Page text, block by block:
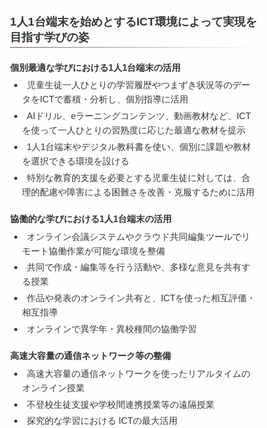
1人1台端末を始めとするICT環境によって実現を
目指す学びの姿
個別最適な学びにおける1人1台端末の活用
児童生徒一人ひとりの学習履歴やつまずき状況等のデー
タをICTで蓄積・分析し、個別指導に活用
AIドリル、eラーニングコンテンツ、動画教材など、ICT
を使って一人ひとりの習熟度に応じた最適な教材を提示
1人1台端末やデジタル教科書を使い、個別に課題や教材
を選択できる環境を設ける
特別な教育的支援を必要とする児童生徒に対しては、合
理的配慮や障害による困難さを改善・克服するために活用
協働的な学びにおける1人1台端末の活用
オンライン会議システムやクラウド共同編集ツールでリ
モート協働作業が可能な環境を整備
共同で作成・編集等を行う活動や、多様な意見を共有す
る授業
作品や発表のオンライン共有と、ICTを使った相互評価・
相互指導
オンラインで異学年・異校種間の協働学習
高速大容量の通信ネットワーク等の整備
高速大容量の通信ネットワークを使ったリアルタイムの
オンライン授業
不登校生徒支援や学校間連携授業等の遠隔授業
探究的な学習における ICTの最大活用